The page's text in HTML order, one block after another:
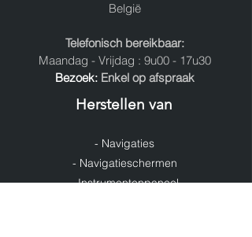
België
Telefonisch bereikbaar:
Maandag - Vrijdag : 9u00 - 17u30
Bezoek: Enkel op afspraak
Herstellen van
- Navigaties
- Navigatieschermen
- Instrumentenpaneel